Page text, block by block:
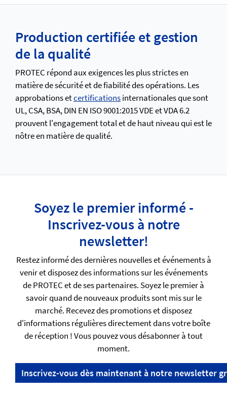
Production certifiée et gestion
de la qualité
PROTEC répond aux exigences les plus strictes en
matière de sécurité et de fiabilité des opérations. Les
approbations etcertificationsinternationales que sont
UL, CSA, BSA, DIN EN ISO 9001:2015 VDE et VDA 6.2
prouvent l'engagement total et de haut niveau qui est le
nôtre en matière de qualité.
Soyez le premier informé -
Inscrivez-vous à notre
newsletter!
Restez informé des dernières nouvelles et événements à
venir et disposez des informations sur les événements
de PROTEC et de ses partenaires. Soyez le premier à
savoir quand de nouveaux produits sont mis sur le
marché. Recevez des promotions et disposez
d'informations régulières directement dans votre boîte
de réception ! Vous pouvez vous désabonner à tout
moment.
Inscrivez-vous dès maintenant à notre newsletter